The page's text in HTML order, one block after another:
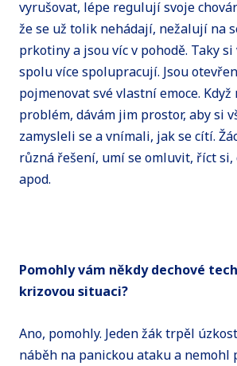
vyrušovat, lépe regulují svoje
že se už tolik nehádají, nežalují na
prkotiny a jsou víc v pohodě. Taky si
spolu více spolupracují. Jsou
pojmenovat své vlastní emoce.
problém, dávám jim prostor, aby si
zamysleli se a vnímali, jak se cítí.
různá řešení, umí se omluvit, říct
apod.
Pomohly vám někdy dechové
krizovou situaci?
Ano, pomohly. Jeden žák trpěl
náběh na panickou ataku a nemohl